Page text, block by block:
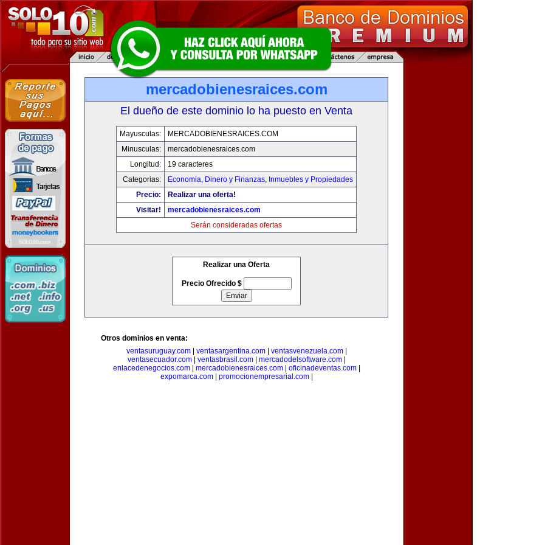
mercadobienesraices.com
El dueño de este dominio lo ha puesto en Venta
Mayusculas:
MERCADOBIENESRAICES.COM
Minusculas:
mercadobienesraices.com
Longitud:
19 caracteres
Categorias:
Economia, Dinero y Finanzas, Inmuebles y Propiedades
Precio:
Realizar una oferta!
Visitar!
mercadobienesraices.com
Serán consideradas ofertas
Realizar una Oferta
Precio Ofrecido $
Otros dominios en venta:
ventasuruguay.com| ventasargentina.com| ventasvenezuela.com|
ventasecuador.com| ventasbrasil.com| mercadodelsoftware.com|
enlacedenegocios.com| mercadobienesraices.com| oficinadeventas.com|
expomarca.com| promocionempresarial.com|